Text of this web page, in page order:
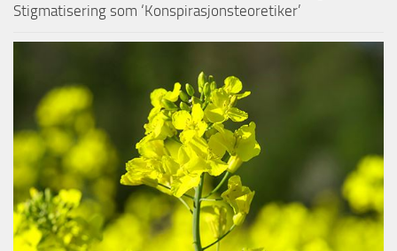
Stigmatisering som ‘Konspirasjonsteoretiker’